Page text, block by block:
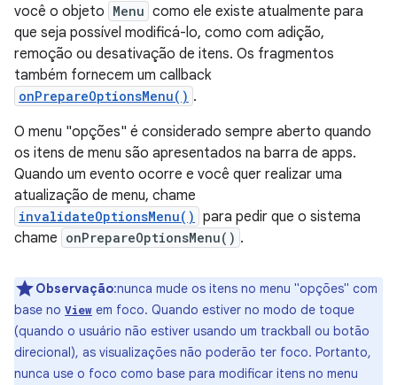
você o objeto Menu como ele existe atualmente para
que seja possível modificá-lo, como com adição,
remoção ou desativação de itens. Os fragmentos
também fornecem um callback
onPrepareOptionsMenu() .
O menu "opções" é considerado sempre aberto quando
os itens de menu são apresentados na barra de apps.
Quando um evento ocorre e você quer realizar uma
atualização de menu, chame
invalidateOptionsMenu() para pedir que o sistema
chame onPrepareOptionsMenu() .
Observação:nunca mude os itens no menu "opções" com
base no View em foco. Quando estiver no modo de toque
(quando o usuário não estiver usando um trackball ou botão
direcional), as visualizações não poderão ter foco. Portanto,
nunca use o foco como base para modificar itens no menu